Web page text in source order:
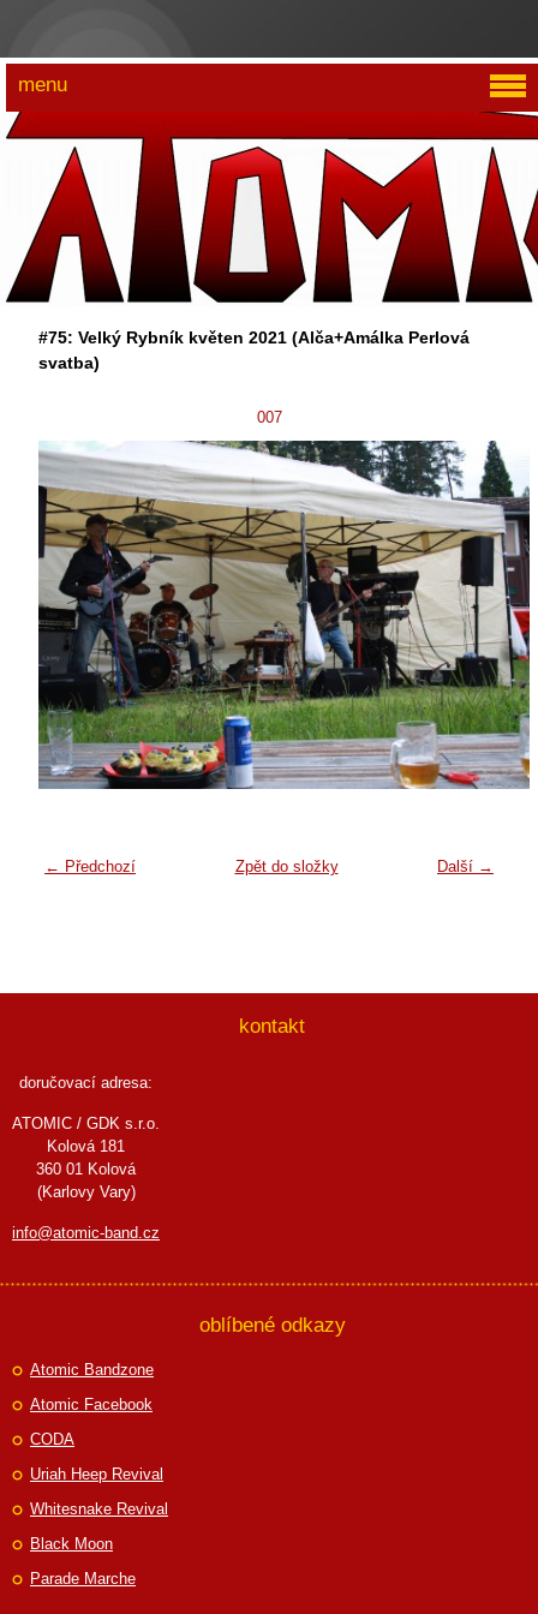
#75: Velký Rybník květen 2021 (Alča+Amálka Perlová
svatba)
007
← Předchozí Další →
Zpět do složky
menu
kontakt
doručovací adresa:
ATOMIC / GDK s.r.o.
Kolová 181
360 01 Kolová
(Karlovy Vary)
info@atomic-band.cz
oblíbené odkazy
Atomic Bandzone
Atomic Facebook
CODA
Uriah Heep Revival
Whitesnake Revival
Black Moon
Parade Marche